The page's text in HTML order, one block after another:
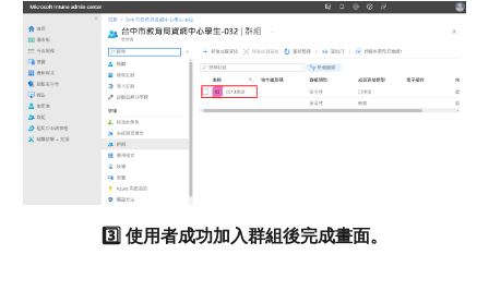
3️⃣ 使用者成功加入群組後完成畫面。